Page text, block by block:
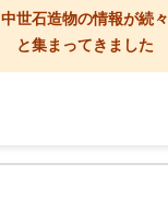
中世石造物の情報が続々
と集まってきました